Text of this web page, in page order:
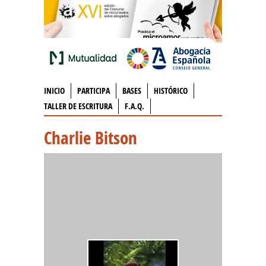
INICIO PARTICIPA BASES
HISTÓRICO
TALLER DE ESCRITURA
F.A.Q.
Charlie Bitson